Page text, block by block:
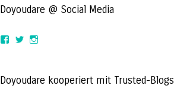
Doyoudare @ Social Media
View
Facebook
View
TwitterInstagram
Doyoudare kooperiert mit Trusted-Blogs